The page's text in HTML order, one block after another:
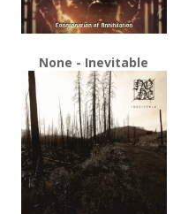
None - Inevitable